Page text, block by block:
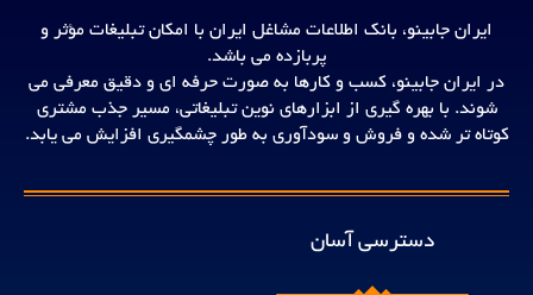
ایران جابینو، بانک اطلاعات مشاغل ایران با امکان تبلیغات مؤثر و
پربازده می باشد.
در ایران جابینو، کسب و کارها به صورت حرفه ای و دقیق معرفی می
شوند. با بهره گیری از ابزارهای نوین تبلیغاتی، مسیر جذب مشتری
کوتاه تر شده و فروش و سودآوری به طور چشمگیری افزایش می یابد.
دسترسی آسان